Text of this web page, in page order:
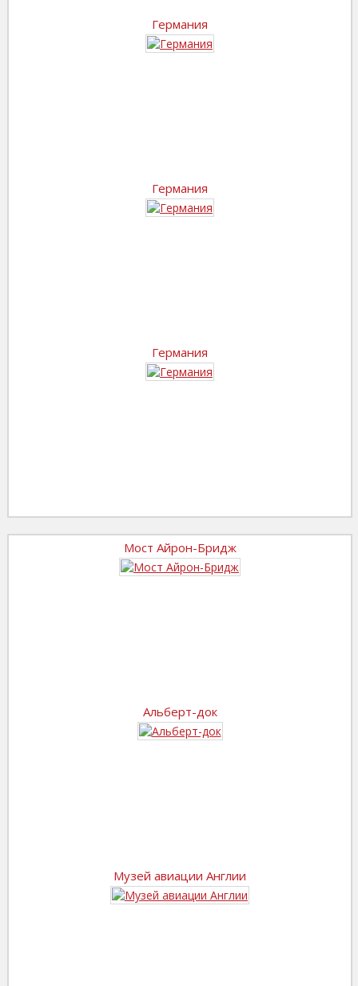
Германия
Германия
Германия
Мост Айрон-Бридж
Альберт-док
Музей авиации Англии